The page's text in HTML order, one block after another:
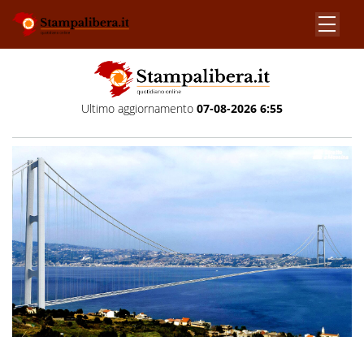
Ultimo aggiornamento 07-08-2026 6:55